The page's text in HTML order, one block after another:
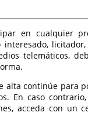
en cualquier
interesado,
telemáticos,
alta continúe para
En caso
acceda con un